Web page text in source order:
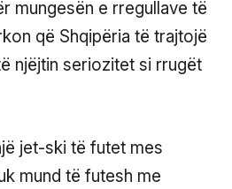
mungesën e rregullave të
që Shqipëria të trajtojë
njëjtin seriozitet si rrugët
jet-ski të futet mes
mund të futesh me